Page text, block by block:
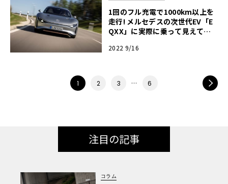
1回のフル充電で1000km以上を
走行! メルセデスの次世代EV「E
QXX」に実際に乗って見えてき
2022 9/16
1 2 3 … 6
注目の記事
コラム